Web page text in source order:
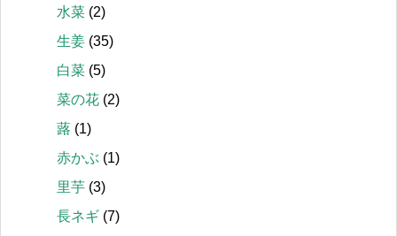
水菜 (2)
生姜 (35)
白菜 (5)
菜の花 (2)
蕗 (1)
赤かぶ (1)
里芋 (3)
長ネギ (7)